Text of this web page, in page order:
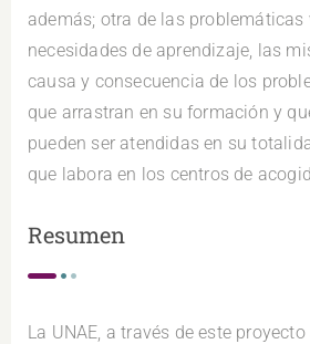
además; otra de las problemáticas
necesidades de aprendizaje, las
causa y consecuencia de los
que arrastran en su formación y
pueden ser atendidas en su
que labora en los centros de
Resumen
La UNAE, a través de este